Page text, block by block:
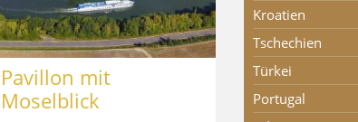
Pavillon mit
Moselblick
Kroatien
Tschechien
Türkei
Portugal